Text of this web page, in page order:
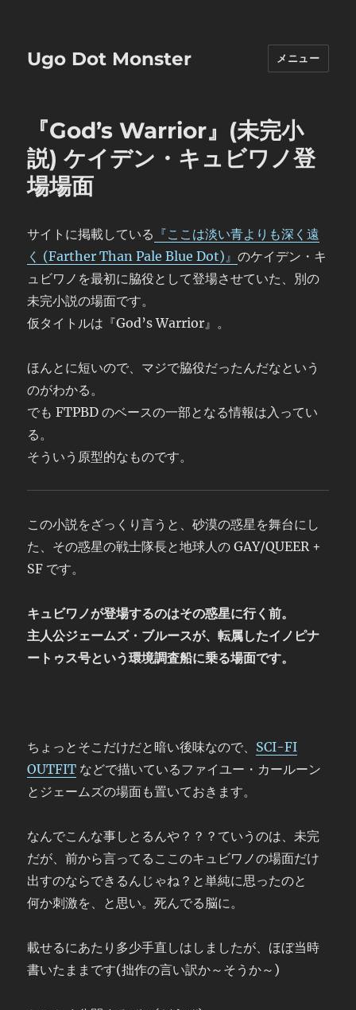
Ugo Dot Monster メニュー
『God’s Warrior』(未完小
説) ケイデン・キュビワノ登
場場面
サイトに掲載している 『ここは淡い青よりも深く遠
く (Farther Than Pale Blue Dot)』のケイデン・キ
ュビワノを最初に脇役として登場させていた、別の
未完小説の場面です。
仮タイトルは『God’s Warrior』。
ほんとに短いので、マジで脇役だったんだなという
のがわかる。
でも FTPBD のベースの一部となる情報は入ってい
る。
そういう原型的なものです。
この小説をざっくり言うと、砂漠の惑星を舞台にし
た、その惑星の戦士隊長と地球人の GAY/QUEER +
SF です。
キュビワノが登場するのはその惑星に行く前。
主人公ジェームズ・ブルースが、転属したイノピナ
ートゥス号という環境調査船に乗る場面です。
ちょっとそこだけだと暗い後味なので、 SCI-FI
OUTFIT などで描いているファイユー・カールーン
とジェームズの場面も置いておきます。
なんでこんな事しとるんや？？？ていうのは、未完
だが、前から言ってるここのキュビワノの場面だけ
出すのならできるんじゃね？と単純に思ったのと
何か刺激を、と思い。死んでる脳に。
載せるにあたり多少手直しはしましたが、ほぼ当時
書いたままです(拙作の言い訳か～そうか～)